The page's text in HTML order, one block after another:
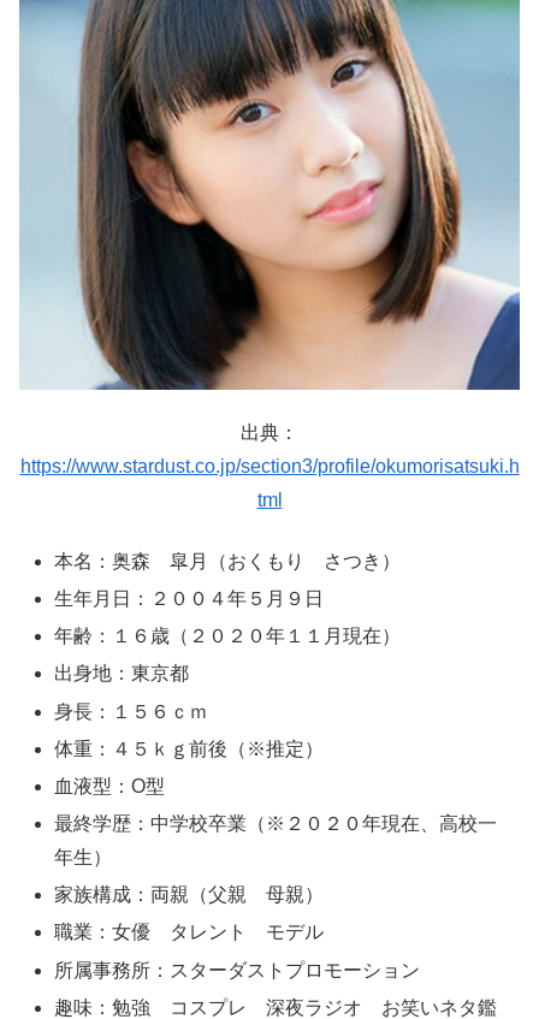
出典：
https://www.stardust.co.jp/section3/profile/okumorisatsuki.h
tml
本名：奥森 皐月（おくもり さつき）
生年月日：２００４年５月９日
年齢：１６歳（２０２０年１１月現在）
出身地：東京都
身長：１５６ｃｍ
体重：４５ｋｇ前後（※推定）
血液型：O型
最終学歴：中学校卒業（※２０２０年現在、高校一
年生）
家族構成：両親（父親 母親）
職業：女優 タレント モデル
所属事務所：スターダストプロモーション
趣味：勉強 コスプレ 深夜ラジオ お笑いネタ鑑